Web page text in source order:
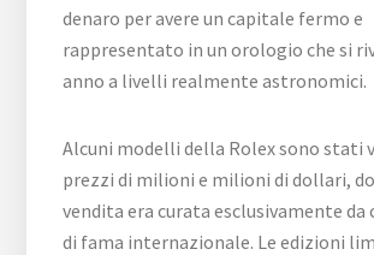
denaro per avere un capitale fermo e
rappresentato in un orologio che si
anno a livelli realmente astronomici.
Alcuni modelli della Rolex sono stati
prezzi di milioni e milioni di dollari,
vendita era curata esclusivamente da
di fama internazionale. Le edizioni